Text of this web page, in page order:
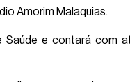
Amorim Malaquias.
e contará com